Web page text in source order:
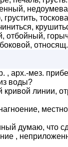
, арх.-мез.
воды?
кривой линии,
думаю, что
,